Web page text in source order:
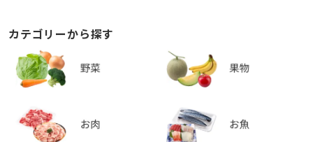
カテゴリーから探す